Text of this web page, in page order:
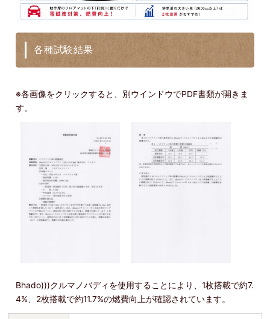
各種試験結果
※各画像をクリックすると、別ウインドウでPDF書類が開きま
す。
Bhado)))クルマノバディを使用することにより、1枚搭載で約7.
4%、2枚搭載で約11.7%の燃費向上が確認されています。